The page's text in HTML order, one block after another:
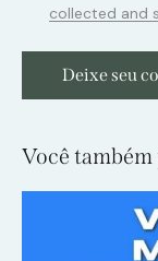
collected and
Você